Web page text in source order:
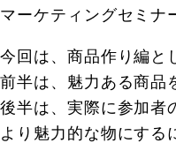
マーケティングセミナ
今回は、商品作り編と
前半は、魅力ある商品
後半は、実際に参加者
より魅力的な物にする